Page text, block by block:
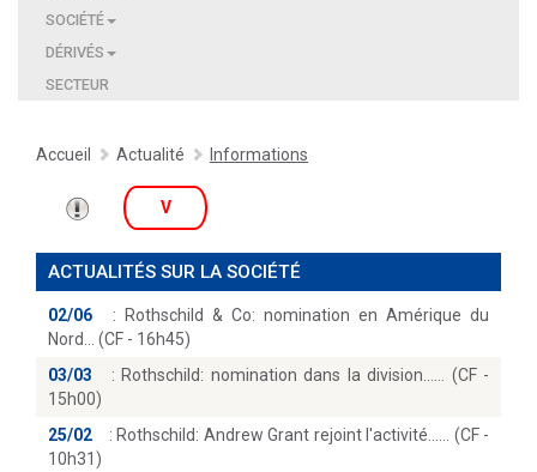
SOCIÉTÉ
DÉRIVÉS
SECTEUR
Accueil Actualité Informations
V
ACTUALITÉS SUR LA SOCIÉTÉ
02/06 :
Rothschild & Co: nomination en Amérique du
Nord… (CF - 16h45)
03/03
: Rothschild: nomination dans la division...… (CF -
15h00)
25/02
: Rothschild: Andrew Grant rejoint l'activité...… (CF -
10h31)